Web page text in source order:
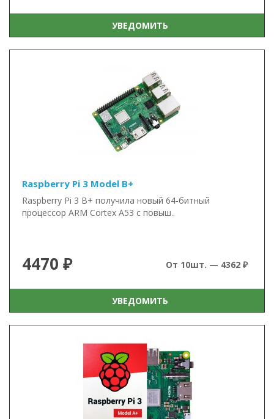
УВЕДОМИТЬ
Raspberry Pi 3 Model B+
Raspberry Pi 3 B+ получила новый 64-битный
процессор ARM Cortex A53 с повыш..
4470 ₽ От 10шт. — 4362 ₽
УВЕДОМИТЬ